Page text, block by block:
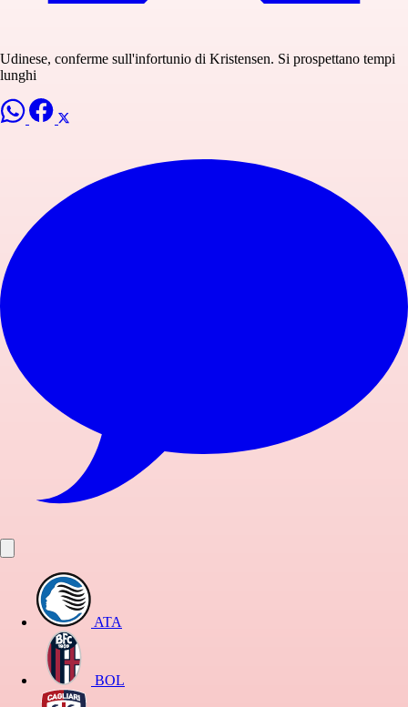
Udinese, conferme sull'infortunio di Kristensen. Si prospettano tempi
lunghi
ATA
BOL